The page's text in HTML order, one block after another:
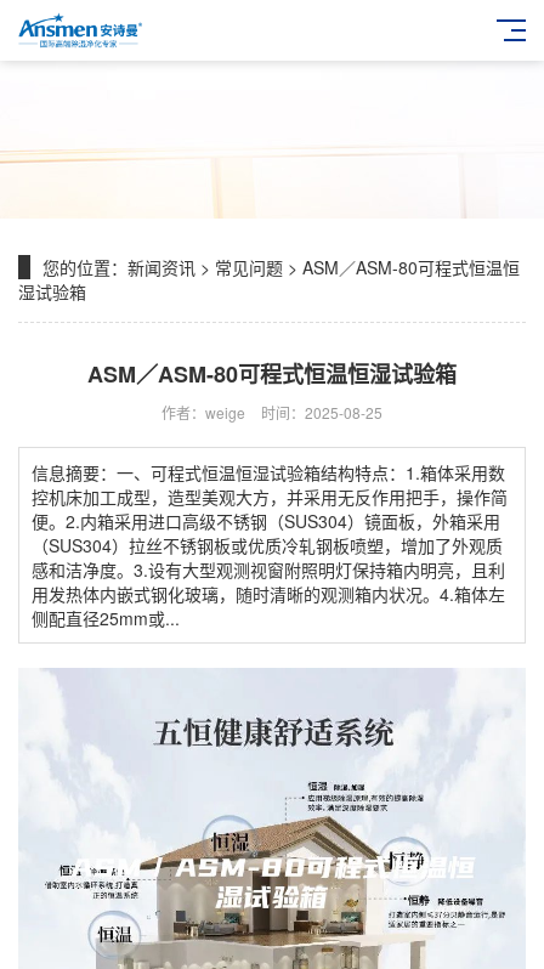
您的位置： 新闻资讯 > 常见问题 > ASM／ASM-80可程式恒温恒
湿试验箱
ASM／ASM-80可程式恒温恒湿试验箱
作者：weige 时间：2025-08-25
信息摘要：一、可程式恒温恒湿试验箱结构特点：1.箱体采用数
控机床加工成型，造型美观大方，并采用无反作用把手，操作简
便。2.内箱采用进口高级不锈钢（SUS304）镜面板，外箱采用
（SUS304）拉丝不锈钢板或优质冷轧钢板喷塑，增加了外观质
感和洁净度。3.设有大型观测视窗附照明灯保持箱内明亮，且利
用发热体内嵌式钢化玻璃，随时清晰的观测箱内状况。4.箱体左
侧配直径25mm或...